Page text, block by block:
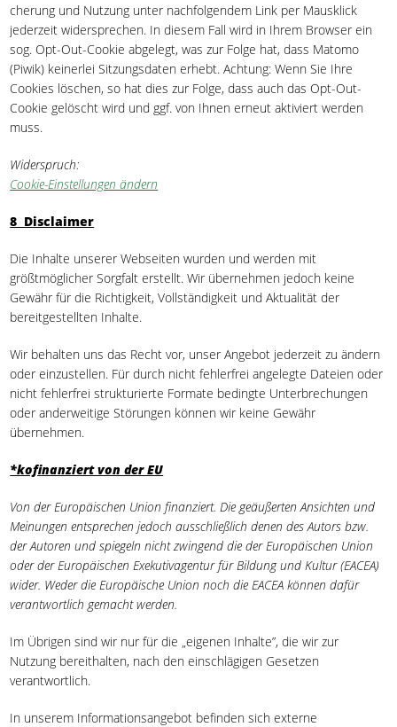
che­rung und Nut­zung unter nachfolgendem Link per Maus­klick
jederzeit wider­spre­chen. In diesem Fall wird in Ihrem Browser ein
sog. Opt-Out-Cookie abgelegt, was zur Folge hat, dass Matomo
(Piwik) kei­ner­lei Sit­zungs­da­ten erhebt. Achtung: Wenn Sie Ihre
Cookies löschen, so hat dies zur Folge, dass auch das Opt-Out-
Cookie gelöscht wird und ggf. von Ihnen erneut aktiviert werden
muss.
Widerspruch:
Cookie-Einstellungen ändern
8 Disclaimer
Die Inhalte unserer Webseiten wurden und werden mit
größtmöglicher Sorgfalt erstellt. Wir übernehmen jedoch keine
Gewähr für die Richtigkeit, Vollständigkeit und Aktualität der
bereitgestellten Inhalte.
Wir behalten uns das Recht vor, unser Angebot jederzeit zu ändern
oder einzustellen. Für durch nicht fehlerfrei angelegte Dateien oder
nicht fehlerfrei strukturierte Formate bedingte Unterbrechungen
oder anderweitige Störungen können wir keine Gewähr
übernehmen.
*kofinanziert von der EU
Von der Europäischen Union finanziert. Die geäußerten Ansichten und
Meinungen entsprechenjedoch ausschließlich denen des Autors bzw.
der Autoren und spiegeln nicht zwingend die derEuropäischen Union
oder der Europäischen Exekutivagentur für Bildung und Kultur (EACEA)
wider. Weder die Europäische Union noch die EACEA können dafür
verantwortlich gemachtwerden.
Im Übrigen sind wir nur für die „eigenen Inhalte”, die wir zur
Nutzung bereithalten, nach den einschlägigen Gesetzen
verantwortlich.
In unserem Informationsangebot befinden sich externe